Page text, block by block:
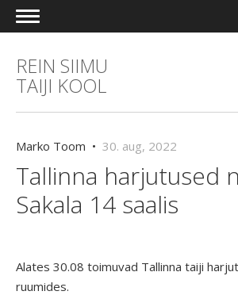
REIN SIIMU
TAIJI KOOL
Marko Toom • 30. aug, 2022
Tallinna harjutused
Sakala 14 saalis
Alates 30.08 toimuvad Tallinna taiji
ruumides.